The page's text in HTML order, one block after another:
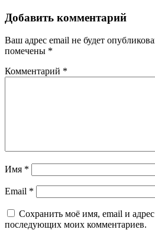
Добавить комментарий
Ваш адрес email не будет
помечены *
Комментарий *
Имя *
Email *
Сохранить моё имя, email и адрес
последующих моих комментариев.